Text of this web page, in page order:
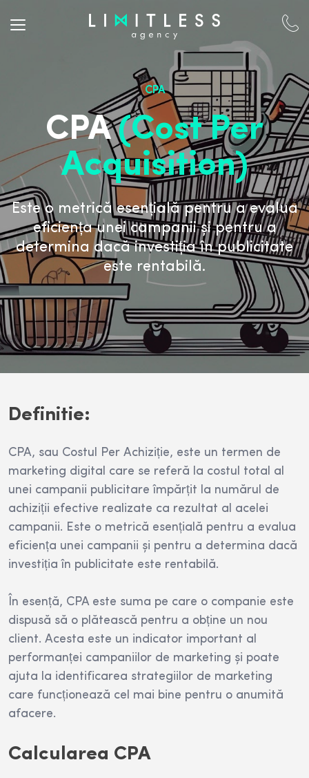
CPA
CPA(Cost Per
Acquisition)
Este o metrică esențială pentru a evalua
eficiența unei campanii și pentru a
determina dacă investiția în publicitate
este rentabilă.
Definitie:
CPA, sau Costul Per Achiziție, este un termen de
marketing digital care se referă la costul total al
unei campanii publicitare împărțit la numărul de
achiziții efective realizate ca rezultat al acelei
campanii. Este o metrică esențială pentru a evalua
eficiența unei campanii și pentru a determina dacă
investiția în publicitate este rentabilă.
În esență, CPA este suma pe care o companie este
dispusă să o plătească pentru a obține un nou
client. Acesta este un indicator important al
performanței campaniilor de marketing și poate
ajuta la identificarea strategiilor de marketing
care funcționează cel mai bine pentru o anumită
afacere.
Calcularea CPA